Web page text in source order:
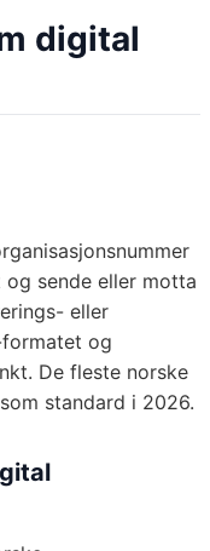
digital
sende eller motta
eller
og
De fleste norske
standard i 2026.